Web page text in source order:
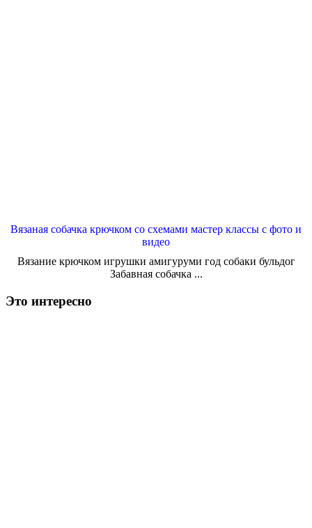
Вязаная собачка крючком со схемами мастер классы с фото и
видео
Вязание крючком игрушки амигуруми год собаки бульдог
Забавная собачка ...
Это интересно